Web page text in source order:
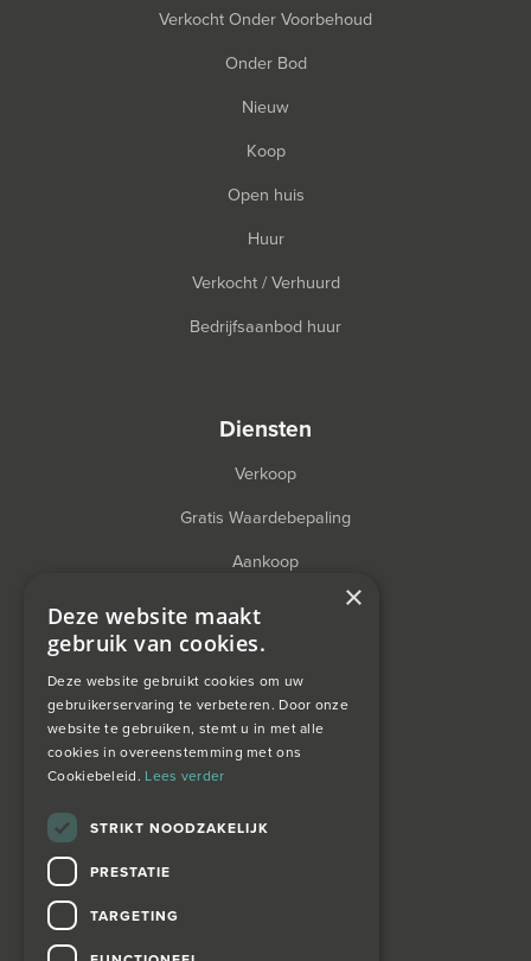
Verkocht Onder Voorbehoud
Onder Bod
Nieuw
Koop
Open huis
Huur
Verkocht / Verhuurd
Bedrijfsaanbod huur
diensten
Verkoop
Gratis Waardebepaling
Aankoop
Financieel Advies
Taxatie
over ons
×
Deze website maakt
gebruik van cookies.
Deze website gebruikt cookies om uw
gebruikerservaring te verbeteren. Door onze
website te gebruiken, stemt u in met alle
cookies in overeenstemming met ons
Cookiebeleid. Lees verder
STRIKT NOODZAKELIJK
PRESTATIE
TARGETING